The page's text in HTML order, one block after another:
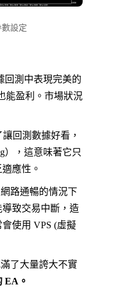
設定
回測中表現完美的
能盈利。市場狀況
回測數據好看，
），這意味著它只
應性。
路通暢的情況下
致交易中斷，造
使用 VPS (虛擬
了大量誇大不實
EA。